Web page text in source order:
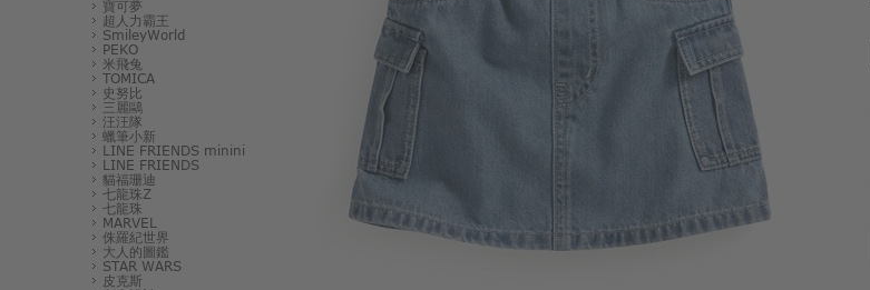
寶可夢
超人力霸王
SmileyWorld
PEKO
米飛兔
TOMICA
史努比
三麗鷗
汪汪隊
蠟筆小新
LINE FRIENDS minini
LINE FRIENDS
貓福珊迪
七龍珠Z
七龍珠
MARVEL
侏羅紀世界
大人的圖鑑
STAR WARS
皮克斯